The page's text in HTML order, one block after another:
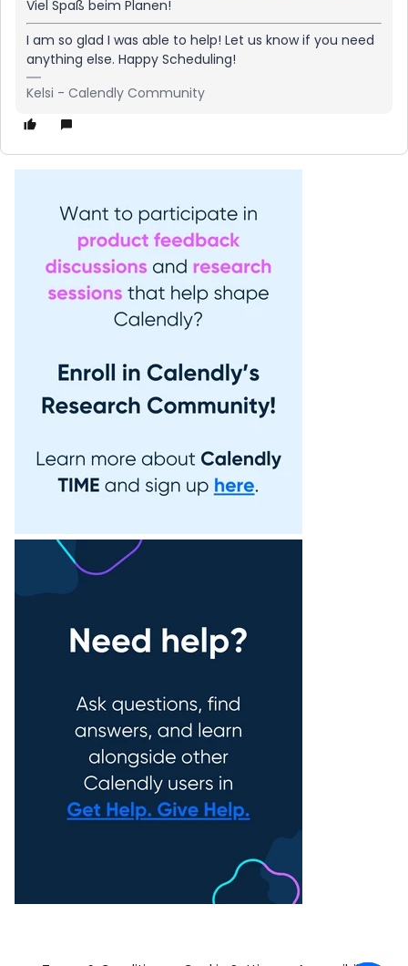
Viel Spaß beim Planen!
I am so glad I was able to help! Let us know if you need
anything else. Happy Scheduling!
Kelsi - Calendly Community